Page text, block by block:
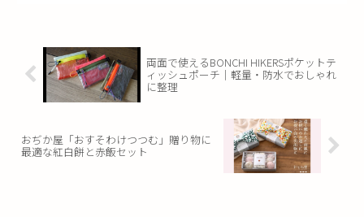
両面で使えるBONCHI HIKERSポケットテ
ィッシュポーチ｜軽量・防水でおしゃれ
に整理
おぢか屋「おすそわけつつむ」贈り物に
最適な紅白餅と赤飯セット